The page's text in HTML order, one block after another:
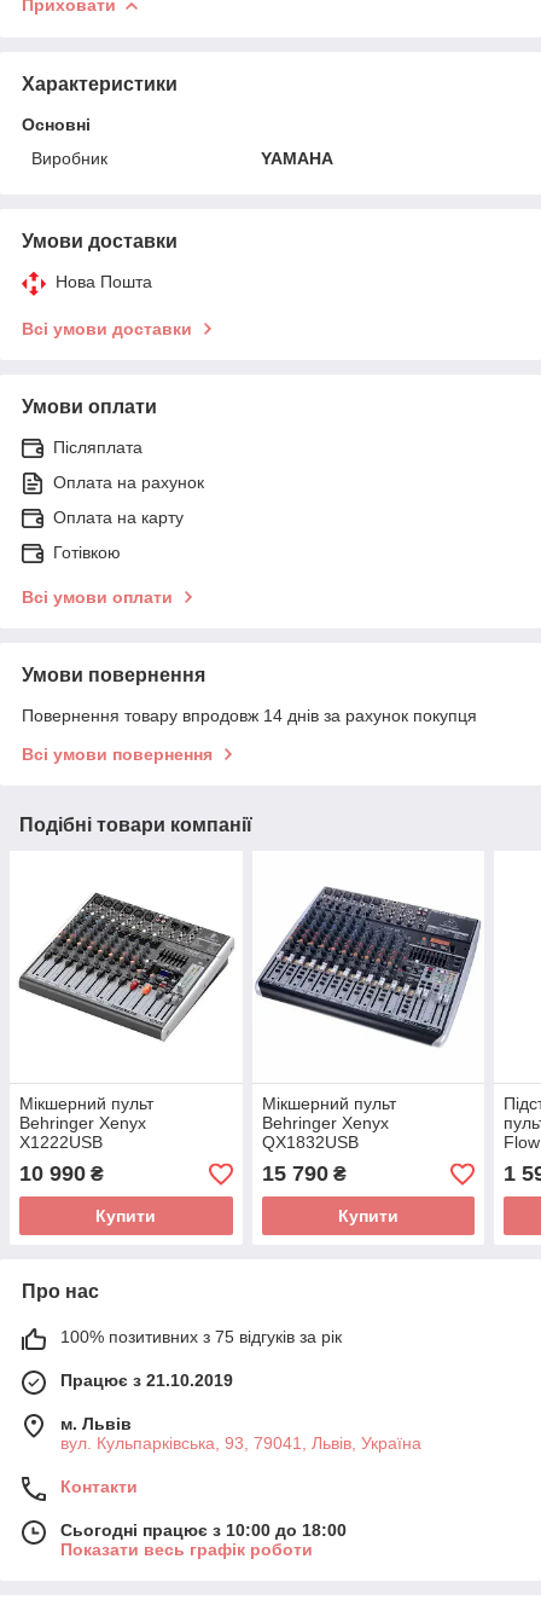
Приховати
Характеристики
Основні
Виробник
YAMAHA
Умови доставки
Нова Пошта
Всі умови доставки
Умови оплати
Післяплата
Оплата на рахунок
Оплата на карту
Готівкою
Всі умови оплати
Умови повернення
Повернення товару впродовж 14 днів за рахунок покупця
Всі умови повернення
Подібні товари компанії
Мікшерний пульт
Behringer Xenyx
X1222USB
10 990 ₴
Купити
Мікшерний пульт
Behringer Xenyx
QX1832USB
15 790₴
Купити
1
Про нас
100% позитивних з 75 відгуків за рік
Працює з 21.10.2019
м. Львів
вул. Кульпарківська, 93, 79041, Львів, Україна
Контакти
Сьогодні працює з 10:00 до 18:00
Показати весь графік роботи